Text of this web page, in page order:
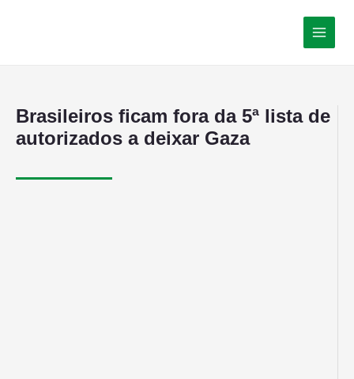
Brasileiros ficam fora da 5ª lista de
autorizados a deixar Gaza